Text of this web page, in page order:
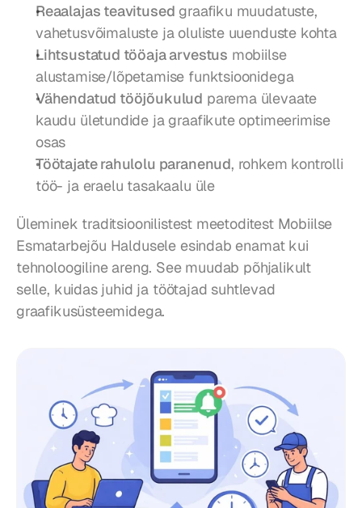
Reaalajas teavitused graafiku muudatuste,
vahetusvõimaluste ja oluliste uuenduste kohta
Lihtsustatud tööaja arvestus mobiilse
alustamise/lõpetamise funktsioonidega
Vähendatud tööjõukulud parema ülevaate
kaudu ületundide ja graafikute optimeerimise
osas
Töötajate rahulolu paranenud, rohkem kontrolli
töö- ja eraelu tasakaalu üle
Üleminek traditsioonilistest meetoditest Mobiilse
Esmatarbejõu Haldusele esindab enamat kui
tehnoloogiline areng. See muudab põhjalikult
selle, kuidas juhid ja töötajad suhtlevad
graafikusüsteemidega.